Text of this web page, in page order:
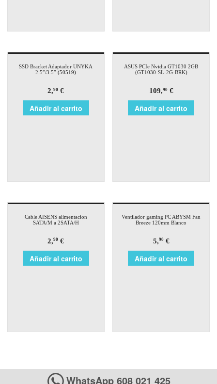
SSD Bracket Adaptador UNYKA
2.5″/3.5″ (50519)
2,90 €
Añadir al carrito
ASUS PCIe Nvidia GT1030 2GB
(GT1030-SL-2G-BRK)
109,90€
Añadir al carrito
Cable AISENS alimentacion
SATA/M a 2SATA/H
2,90 €
Añadir al carrito
Ventilador gaming PC ABYSM Fan
Breeze 120mm Blanco
5,90€
Añadir al carrito
WhatsApp 608 021 425